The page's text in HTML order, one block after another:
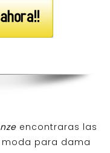
encontraras las
para dama